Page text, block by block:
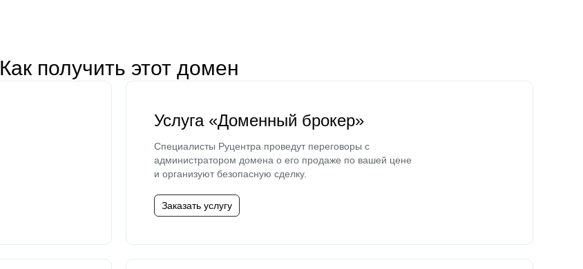
Как получить этот домен
Услуга «Доменный брокер»
Специалисты Руцентра проведут переговоры с
администратором домена о его продаже по вашей цене
и организуют безопасную сделку.
Заказать услугу